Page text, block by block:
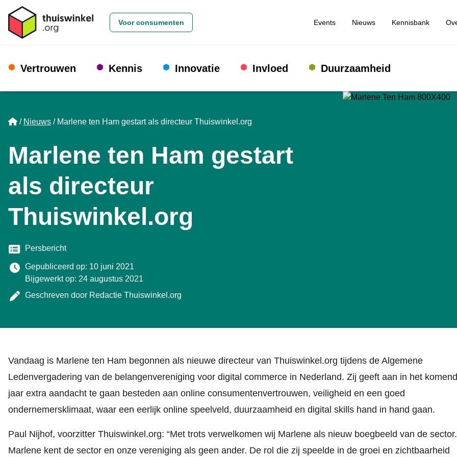
Voor consumenten Events Nieuws Kennisbank
Vertrouwen Kennis Innovatie Invloed Duurzaamheid
Home
Nieuws Marlene ten Ham gestart als directeur Thuiswinkel.org
Marlene ten Ham gestart
als directeur
Thuiswinkel.org
Categorie
Persbericht
Gepubliceerd op: 10 juni 2021
Bijgewerkt op: 24 augustus 2021
Geschreven door Redactie Thuiswinkel.org
Vandaag is Marlene ten Ham begonnen als nieuwe directeur van Thuiswinkel.org tijdens de Algemene
Ledenvergadering van de belangenvereniging voor digital commerce in Nederland. Zij geeft aan in het
jaar extra aandacht te gaan besteden aan online consumentenvertrouwen, veiligheid en een goed
ondernemersklimaat, waar een eerlijk online speelveld, duurzaamheid en digital skills hand in hand gaan.
Paul Nijhof, voorzitter Thuiswinkel.org: “Met trots verwelkomen wij Marlene als nieuw boegbeeld van de sector.
Marlene kent de sector en onze vereniging als geen ander. De rol die zij speelde in de groei en zichtbaarheid